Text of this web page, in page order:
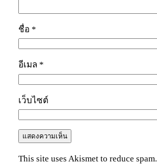
ชื่อ *
อีเมล *
เว็บไซต์
This site uses Akismet to reduce spam.